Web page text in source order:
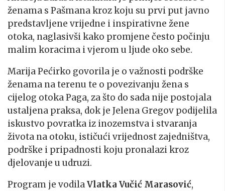
ženama s Pašmana kroz koju su prvi put javno
predstavljene vrijedne i inspirativne žene
otoka, naglasivši kako promjene često počinju
malim koracima i vjerom u ljude oko sebe.
Marija Pećirko govorila je o važnosti podrške
ženama na terenu te o povezivanju žena s
cijelog otoka Paga, za što do sada nije postojala
ustaljena praksa, dok je Jelena Gregov podijelila
iskustvo povratka iz inozemstva i stvaranja
života na otoku, ističući vrijednost zajedništva,
podrške i pripadnosti koju pronalazi kroz
djelovanje u udruzi.
Program je vodilaVlatka Vučić Marasović,